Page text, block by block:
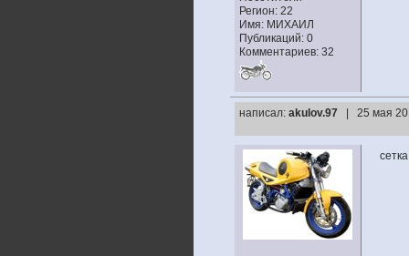
Регион: 22
Имя: МИХАИЛ
Публикаций: 0
Комментариев: 32
написал: akulov.97 | 25 мая